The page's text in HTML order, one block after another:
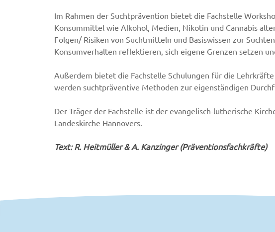
Im Rahmen der Suchtprävention bietet die Fachstelle
Konsummittel wie Alkohol, Medien, Nikotin und Cannabis
Folgen/ Risiken von Suchtmitteln und Basiswissen zur
Konsumverhalten reflektieren, sich eigene Grenzen setzen
Außerdem bietet die Fachstelle Schulungen für die
werden suchtpräventive Methoden zur eigenständigen
Der Träger der Fachstelle ist der evangelisch-lutherische
Landeskirche Hannovers.
Text: R. Heitmüller & A. Kanzinger (Präventionsfachkräfte)